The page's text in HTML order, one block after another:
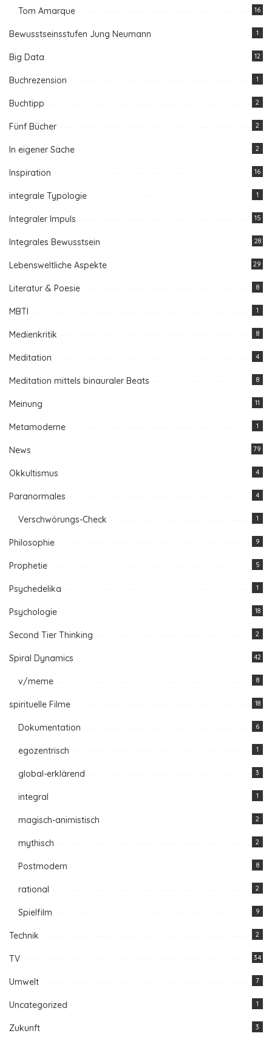
Tom Amarque 16
Bewusstseinsstufen Jung Neumann 1
Big Data 12
Buchrezension 1
Buchtipp 2
Fünf Bücher 2
In eigener Sache 2
Inspiration 16
integrale Typologie 1
Integraler Impuls 15
Integrales Bewusstsein 28
Lebensweltliche Aspekte 29
Literatur & Poesie 8
MBTI 1
Medienkritik 8
Meditation 4
Meditation mittels binauraler Beats 8
Meinung 11
Metamoderne 1
News 79
Okkultismus 4
Paranormales 4
Verschwörungs-Check 1
Philosophie 9
Prophetie 5
Psychedelika 1
Psychologie 18
Second Tier Thinking 2
Spiral Dynamics 42
v/meme 8
spirituelle Filme 18
Dokumentation 6
egozentrisch 1
global-erklärend 3
integral 1
magisch-animistisch 2
mythisch 2
Postmodern 8
rational 2
Spielfilm 9
Technik 2
TV 34
Umwelt 7
Uncategorized 1
Zukunft 3